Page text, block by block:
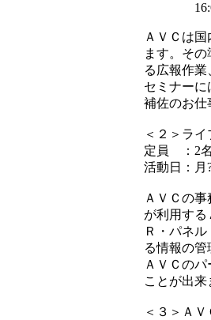
16:00-
ＡＶＣは
ます。そ
る広報作業
セミナー
補佐のお仕
＜２＞ラ
定員 ：2名
活動日：月
ＡＶＣの
が利用する
Ｒ・パネ
る情報の管
ＡＶＣの
ことが出来
＜３＞Ａ